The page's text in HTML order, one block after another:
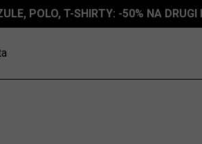
POLO, T-SHIRTY: -50% NA